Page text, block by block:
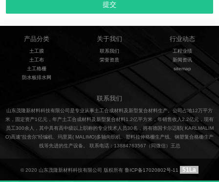
产品分类
土工膜
土工布
土工格栅
防水板排水网
关于我们
联系我们
荣誉资质
行业动态
工程业绩
新闻资讯
sitemap
联系我们
山东茂隆新材料科技有限公司是专业从事土工合成材料及新型复合材料生产。公司占地12万平方
米，固定资产1亿元，年产土工合成材料及新型复合材料1.2亿平方米，年销售收入2.2亿元，现有
员工300余人，其中具有高中级以上职称的专业技术人员30名，拥有德国卡尔迈耶( KARLMALIM
O)高速“拉舍尔”经编机、玛里莫( MALIMO)多轴向织机、塑料拉伸格栅生产线、钢塑复合格栅生产
线等先进的生产设备。 联系电话：13884763567（同微信）王总
© 2020 山东茂隆新材料科技有限公司 版权所有 鲁ICP备17020802号-11 51La